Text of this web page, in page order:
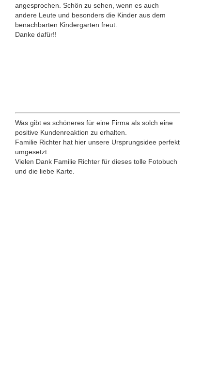
angesprochen. Schön zu sehen, wenn es auch
andere Leute und besonders die Kinder aus dem
benachbarten Kindergarten freut.
Danke dafür!!
Was gibt es schöneres für eine Firma als solch eine
positive Kundenreaktion zu erhalten.
Familie Richter hat hier unsere Ursprungsidee perfekt
umgesetzt.
Vielen Dank Familie Richter für dieses tolle Fotobuch
und die liebe Karte.